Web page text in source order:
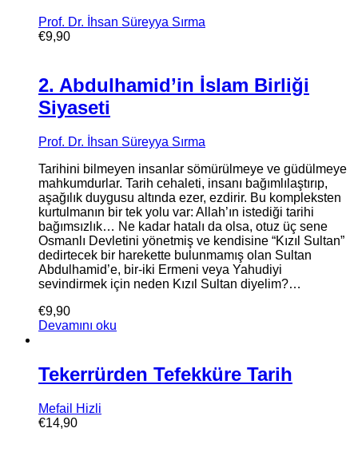
Prof. Dr. İhsan Süreyya Sırma
€9,90
2. Abdulhamid’in İslam Birliği
Siyaseti
Prof. Dr. İhsan Süreyya Sırma
Tarihini bilmeyen insanlar sömürülmeye ve güdülmeye
mahkumdurlar. Tarih cehaleti, insanı bağımlılaştırıp,
aşağılık duygusu altında ezer, ezdirir. Bu kompleksten
kurtulmanın bir tek yolu var: Allah’ın istediği tarihi
bağımsızlık… Ne kadar hatalı da olsa, otuz üç sene
Osmanlı Devletini yönetmiş ve kendisine “Kızıl Sultan”
dedirtecek bir harekette bulunmamış olan Sultan
Abdulhamid’e, bir-iki Ermeni veya Yahudiyi
sevindirmek için neden Kızıl Sultan diyelim?…
€9,90
Devamını oku
Tekerrürden Tefekküre Tarih
Mefail Hizli
€14,90